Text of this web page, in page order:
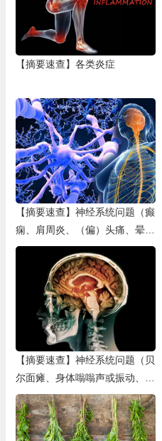
【摘要速查】各类炎症
【摘要速查】神经系统问题（癫
痫、肩周炎、（偏）头痛、晕
车、帕金森）
【摘要速查】神经系统问题（贝
尔面瘫、身体嗡嗡声或振动、脑
雾和困惑、腕管综合症、胸痛胸
闷）